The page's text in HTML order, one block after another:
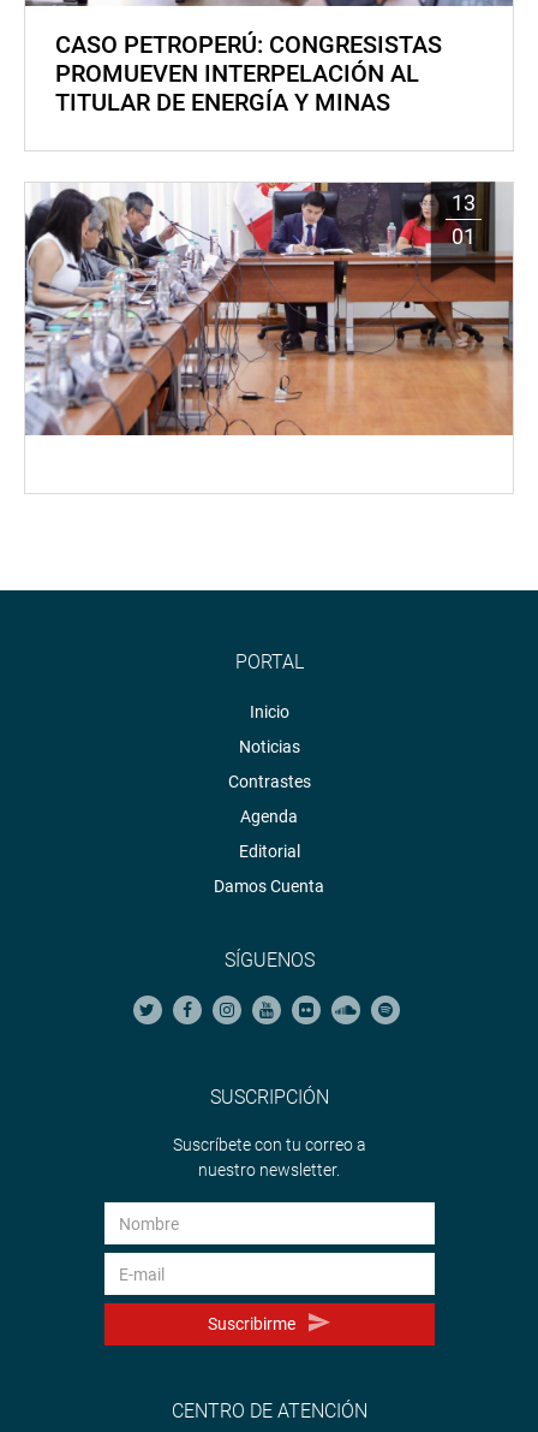
CASO PETROPERÚ: CONGRESISTAS
PROMUEVEN INTERPELACIÓN AL
TITULAR DE ENERGÍA Y MINAS
13
01
PORTAL
Inicio
Noticias
Contrastes
Agenda
Editorial
Damos Cuenta
SÍGUENOS
SUSCRIPCIÓN
Suscríbete con tu correo a
nuestro newsletter.
Suscribirme
CENTRO DE ATENCIÓN